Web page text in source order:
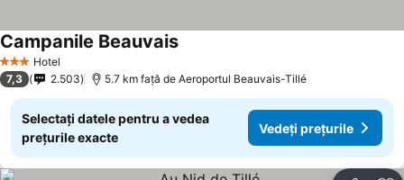
3 SteleHotel
Campanile Beauvais
7,3 2.503 5.7 km faţă de Aeroportul Beauvais-Tillé
Selectați datele pentru a vedea
prețurile exacte
Vedeți prețurile